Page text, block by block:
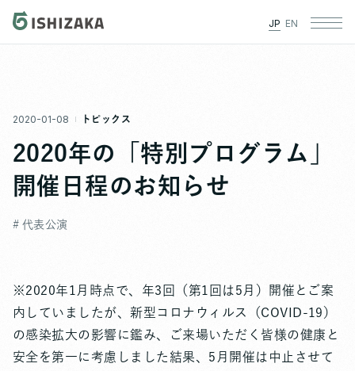
JP EN
2020-01-08 トピックス
2020年の「特別プログラム」
開催日程のお知らせ
# 代表公演
※2020年1月時点で、年3回（第1回は5月）開催とご案
内していましたが、新型コロナウィルス（COVID-19）
の感染拡大の影響に鑑み、ご来場いただく皆様の健康と
安全を第一に考慮しました結果、5月開催は中止させて